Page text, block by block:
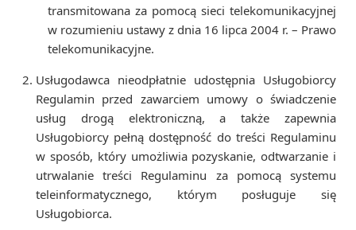
transmitowana za pomocą sieci telekomunikacyjnej
w rozumieniu ustawy z dnia 16 lipca 2004 r. – Prawo
telekomunikacyjne.
Usługodawca nieodpłatnie udostępnia Usługobiorcy
Regulamin przed zawarciem umowy o świadczenie
usług drogą elektroniczną, a także zapewnia
Usługobiorcy pełną dostępność do treści Regulaminu
w sposób, który umożliwia pozyskanie, odtwarzanie i
utrwalanie treści Regulaminu za pomocą systemu
teleinformatycznego, którym posługuje się
Usługobiorca.